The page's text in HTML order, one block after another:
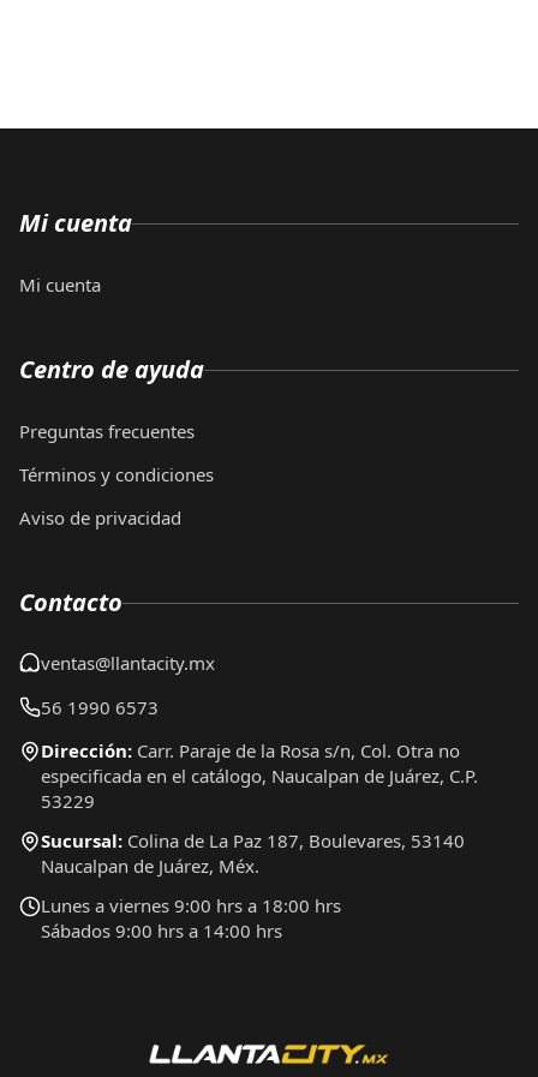
Mi cuenta
Mi cuenta
Centro de ayuda
Preguntas frecuentes
Términos y condiciones
Aviso de privacidad
Contacto
ventas@llantacity.mx
56 1990 6573
Dirección: Carr. Paraje de la Rosa s/n, Col. Otra no
especificada en el catálogo, Naucalpan de Juárez, C.P.
53229
Sucursal: Colina de La Paz 187, Boulevares, 53140
Naucalpan de Juárez, Méx.
Lunes a viernes 9:00 hrs a 18:00 hrs
Sábados 9:00 hrs a 14:00 hrs